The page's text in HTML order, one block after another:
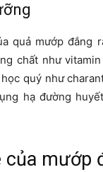
quả mướp đắng
chất như
quý như
hạ đường
mướp